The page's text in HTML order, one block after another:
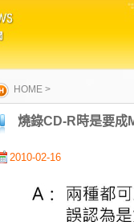
HOME >
燒錄CD-R時是要成
2010-02-16